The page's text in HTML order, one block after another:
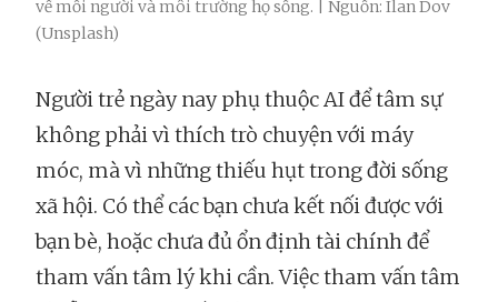
về mỗi người và môi trường họ sống. | Nguồn: Ilan Dov
(Unsplash)
Người trẻ ngày nay phụ thuộc AI để tâm sự
không phải vì thích trò chuyện với máy
móc, mà vì những thiếu hụt trong đời sống
xã hội. Có thể các bạn chưa kết nối được với
bạn bè, hoặc chưa đủ ổn định tài chính để
tham vấn tâm lý khi cần. Việc tham vấn tâm